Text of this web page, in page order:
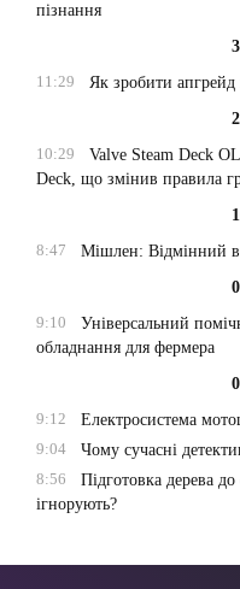
пізнання
11:29
Як зробити апгрейд
10:29
Valve Steam Deck
Deck, що змінив правила
8:47
Мішлен: Відмінний
9:10
Універсальний
обладнання для фермера
9:12
Електросистема
9:04
Чому сучасні
8:56
Підготовка дерева
ігнорують?